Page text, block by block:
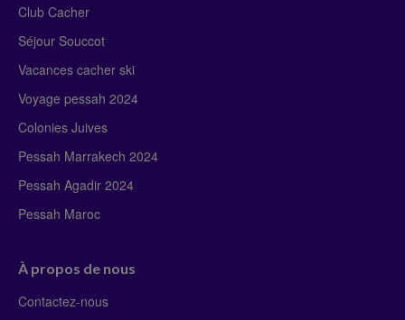
Club Cacher
Séjour Souccot
Vacances cacher ski
Voyage pessah 2024
Colonies Juives
Pessah Marrakech 2024
Pessah Agadir 2024
Pessah Maroc
À propos de nous
Contactez-nous